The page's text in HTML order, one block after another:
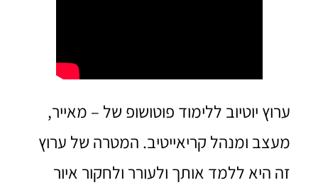
ערוץ יוטיוב ללימוד פוטושופ של – מאייר,
מעצב ומנהל קריאייטיב. המטרה של ערוץ
זה היא ללמד אותך ולעורר ולחקור איור